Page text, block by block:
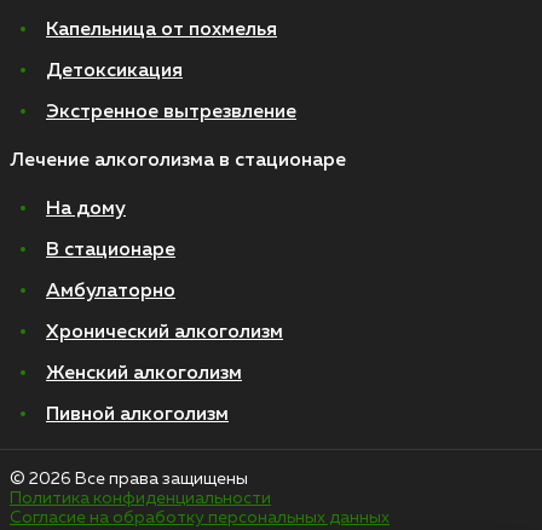
Капельница от похмелья
Детоксикация
Экстренное вытрезвление
Лечение алкоголизма в стационаре
На дому
В стационаре
Амбулаторно
Хронический алкоголизм
Женский алкоголизм
Пивной алкоголизм
© 2026 Все права защищены
Политика конфиденциальности
Согласие на обработку персональных данных